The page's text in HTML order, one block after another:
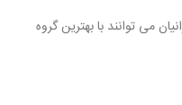
می توانند با بهترین گروه